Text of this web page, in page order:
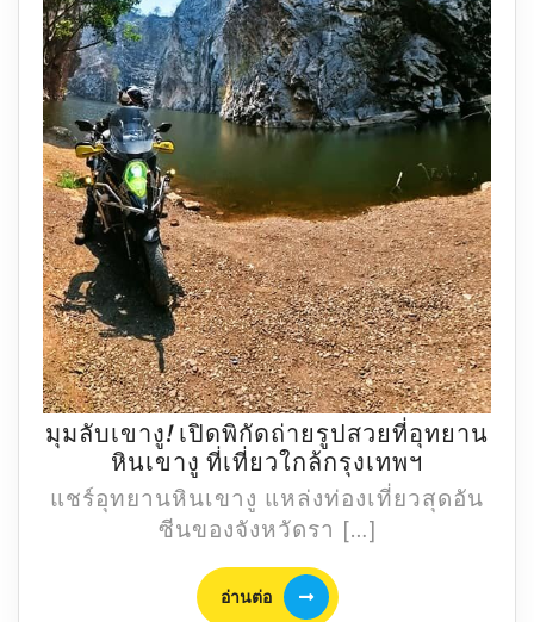
มุมลับเขางู! เปิดพิกัดถ่ายรูปสวยที่อุทยาน
หินเขางู ที่เที่ยวใกล้กรุงเทพฯ
ลับ
เขา
แชร์อุทยานหินเขางู แหล่งท่องเที่ยวสุดอัน
ซีนของจังหวัดรา […]
อ่านต่อ
อ่าน
ต่อ